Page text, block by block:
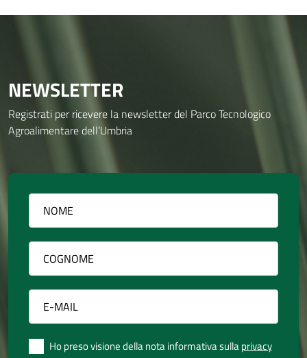
NEWSLETTER
Registrati per ricevere la newsletter del Parco Tecnologico
Agroalimentare dell’Umbria
Ho preso visione della nota informativa sullaprivacy